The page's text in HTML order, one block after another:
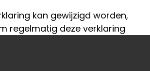
kan gewijzigd worden,
regelmatig deze verklaring